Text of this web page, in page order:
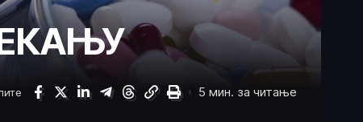
5 мин. за читање